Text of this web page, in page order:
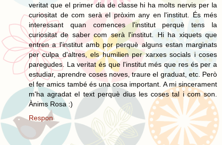
veritat que el primer dia de classe hi ha molts nervis per la
curiositat de com serà el pròxim any en l'institut. És més
interessant quan comences l'institut perquè tens la
curiositat de saber com serà l'institut. Hi ha xiquets que
entren a l'institut amb por perquè alguns estan marginats
per culpa d'altres, els humilien per xarxes socials i coses
paregudes. La veritat és que l'institut més que res és per a
estudiar, aprendre coses noves, traure el graduat, etc. Però
el fer amics també és una cosa important. A mi sincerament
m'ha agradat el text perquè dius les coses tal i com son.
Ànims Rosa :)
Respon